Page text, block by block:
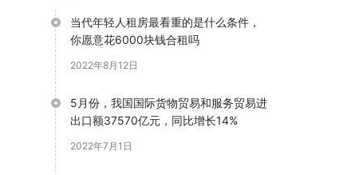
当代年轻人租房最看重的是什么条件，
你愿意花6000块钱合租吗
2022年8月12日
5月份，我国国际货物贸易和服务贸易进
出口额37570亿元，同比增长14%
2022年7月1日